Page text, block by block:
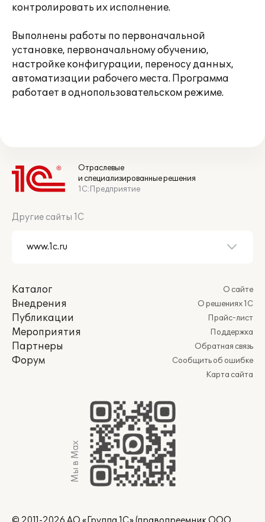
контролировать их исполнение.
Выполнены работы по первоначальной
установке, первоначальному обучению,
настройке конфигурации, переносу данных,
автоматизации рабочего места. Программа
работает в однопользовательском режиме.
Отраслевые
и специализированные решения
1С:Предприятие
Другие сайты 1С
Каталог
Внедрения
Публикации
Мероприятия
Партнеры
Форум
О сайте
О решениях 1С
Прайс-лист
Поддержка
Обратная связь
Сообщить об ошибке
Карта сайта
Мы в Max